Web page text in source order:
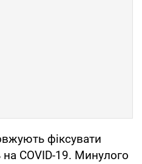
фіксувати
COVID-19. Минулого